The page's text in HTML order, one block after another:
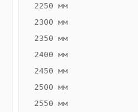
2250 мм
2300 мм
2350 мм
2400 мм
2450 мм
2500 мм
2550 мм